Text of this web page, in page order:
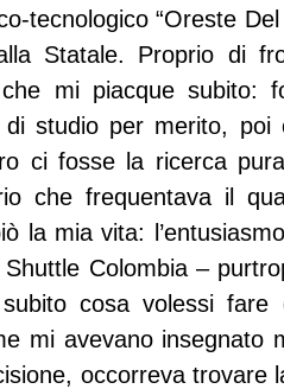
tecnologico “Oreste
Statale. Proprio di
mi piacque subito:
studio per merito, poi
ci fosse la ricerca
che frequentava il
la mia vita:
Colombia –
cosa volessi fare
mi avevano insegnato
occorreva trovare